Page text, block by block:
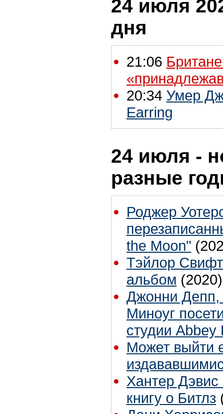
24 июля
дня
21:06
20:34 Умер
Earring
24 июля -
разные
Роджер
the Moon"
Тэйлор
альбом (2020)
Джонни
Миноуг
студии Abbey
Может выйти
Хантер
книгу о Битлз